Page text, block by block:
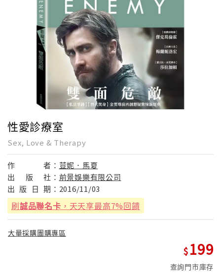
性愛診療室
Sex, Love & Therapy
作 者： 荳妮．馬夏
出
版 社： 前景娛樂有限公司
出 版 日 期： 2016/11/03
刷誠品聯名卡 ，天天享最高7%回饋
大量採購團購專區
199
查詢門市庫存